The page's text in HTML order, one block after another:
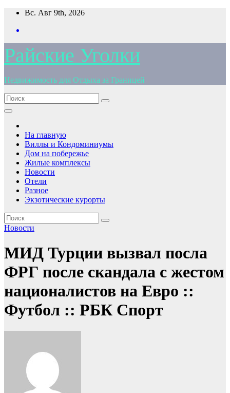
Перейти
содержимому
Вс. Авг 9th, 2026
Райские Уголки
Недвижимость для Отдыха за Границей
На главную
Виллы и Кондоминиумы
Дом на побережье
Жилые комплексы
Новости
Отели
Разное
Экзотические курорты
Новости
МИД Турции вызвал посла
ФРГ после скандала с жестом
националистов на Евро ::
Футбол :: РБК Спорт